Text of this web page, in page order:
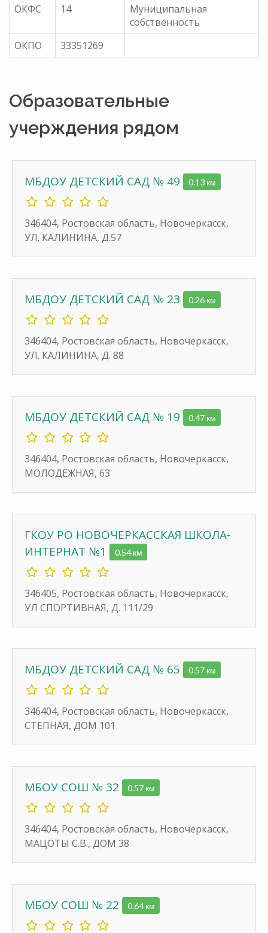
ОКФС 14
Муниципальная
собственность
ОКПО
33351269
Образовательные
учерждения рядом
МБДОУ ДЕТСКИЙ САД № 49 0.13 км
346404, Ростовская область, Новочеркасск,
УЛ. КАЛИНИНА, Д.57
МБДОУ ДЕТСКИЙ САД № 23 0.26 км
346404, Ростовская область, Новочеркасск,
УЛ. КАЛИНИНА, Д. 88
МБДОУ ДЕТСКИЙ САД № 19 0.47 км
346404, Ростовская область, Новочеркасск,
МОЛОДЕЖНАЯ, 63
ГКОУ РО НОВОЧЕРКАССКАЯ ШКОЛА-
ИНТЕРНАТ №1
0.54 км
346405, Ростовская область, Новочеркасск,
УЛ СПОРТИВНАЯ, Д. 111/29
МБДОУ ДЕТСКИЙ САД № 65 0.57 км
346404, Ростовская область, Новочеркасск,
СТЕПНАЯ, ДОМ 101
МБОУ СОШ № 32 0.57 км
346404, Ростовская область, Новочеркасск,
МАЦОТЫ С.В., ДОМ 38
МБОУ СОШ № 22 0.64 км